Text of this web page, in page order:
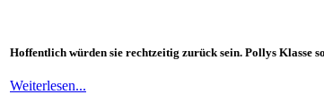
Hoffentlich würden sie rechtzeitig zurück sein. Pollys Klasse
Weiterlesen...